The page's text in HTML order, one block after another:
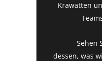
Krawatten
Sehen
dessen, was